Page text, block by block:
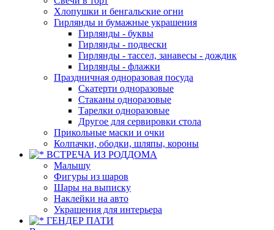
Хлопушки и бенгальские огни
Гирлянды и бумажные украшения
Гирлянды - буквы
Гирлянды - подвески
Гирлянды - тассел, занавесы - дождик
Гирлянды - флажки
Праздничная одноразовая посуда
Скатерти одноразовые
Стаканы одноразовые
Тарелки одноразовые
Другое для сервировки стола
Прикольные маски и очки
Колпачки, ободки, шляпы, короны
ВСТРЕЧА ИЗ РОДДОМА
Малышу
Фигуры из шаров
Шары на выписку
Наклейки на авто
Украшения для интерьера
ГЕНДЕР ПАТИ